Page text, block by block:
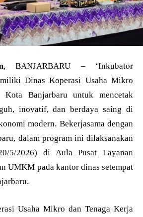
, BANJARBARU – ‘Inkubator
Dinas Koperasi Usaha Mikro
Kota Banjarbaru untuk mencetak
inovatif, dan berdaya saing di
modern. Bekerjasama dengan
dalam program ini dilaksanakan
5/2026) di Aula Pusat Layanan
UMKM pada kantor dinas setempat
Usaha Mikro dan Tenaga Kerja